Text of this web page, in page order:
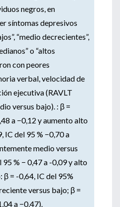
negros, en
síntomas depresivos
“medio decrecientes”,
o “altos
con peores
verbal, velocidad de
ejecutiva (RAVLT
versus bajo). : β =
a −0,12 y aumento alto
IC del 95 % −0,70 a
medio versus
95 % − 0,47 a -0,09 y alto
= -0,64, IC del 95%
versus bajo; β =
a −0,47).